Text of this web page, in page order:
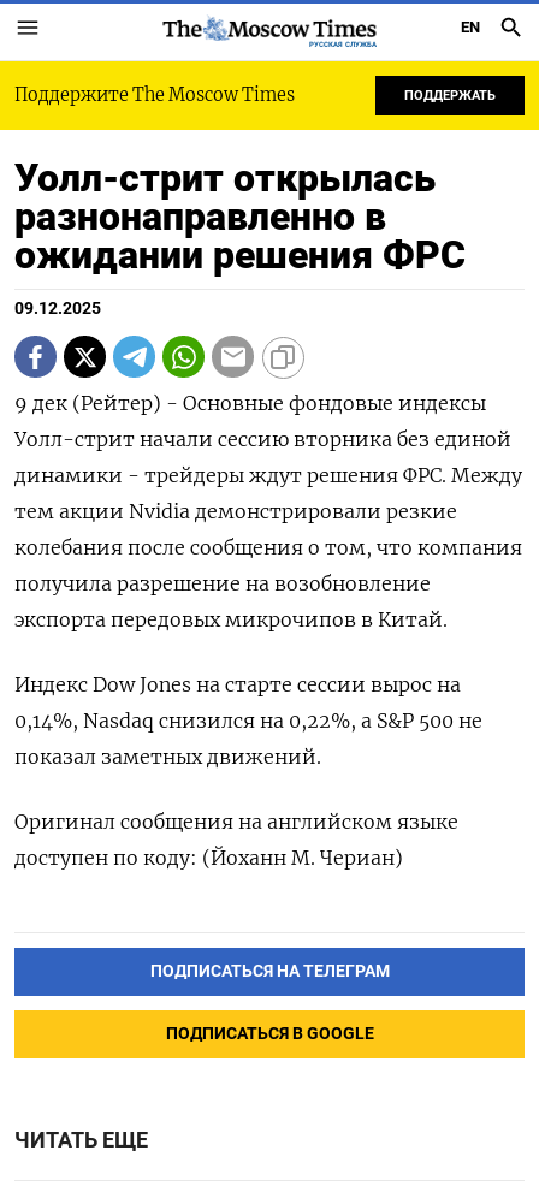
РУССКАЯ СЛУЖБА
EN
Поддержите The Moscow Times ПОДДЕРЖАТЬ
Уолл-стрит открылась
разнонаправленно в
ожидании решения ФРС
09.12.2025
9 дек (Рейтер) - Основные фондовые индексы
Уолл-стрит начали сессию вторника без единой
динамики - трейдеры ждут решения ФРС. Между
тем акции Nvidia демонстрировали резкие
колебания после сообщения о том, что компания
получила разрешение на возобновление
экспорта передовых микрочипов в Китай.
Индекс Dow Jones на старте сессии вырос на
0,14%, Nasdaq снизился на 0,22%, а S&P 500 не
показал заметных движений.
Оригинал сообщения на английском языке
доступен по коду: (Йоханн М. Чериан)
ПОДПИСАТЬСЯ НА ТЕЛЕГРАМ
ПОДПИСАТЬСЯ В GOOGLE
ЧИТАТЬ ЕЩЕ